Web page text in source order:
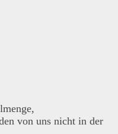
von uns nicht in der